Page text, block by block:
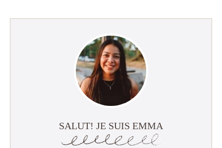
SALUT! JE SUIS EMMA